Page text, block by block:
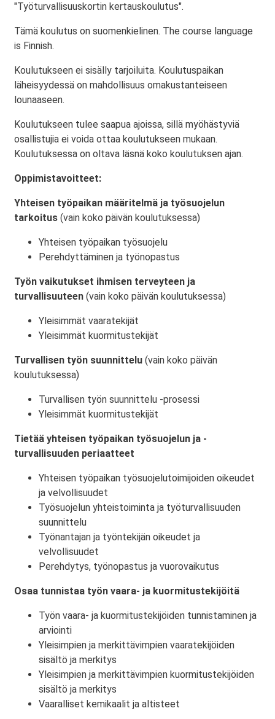
"Työturvallisuuskortin kertauskoulutus".
Tämä koulutus on suomenkielinen. The course language
is Finnish.
Koulutukseen ei sisälly tarjoiluita. Koulutuspaikan
läheisyydessä on mahdollisuus omakustanteiseen
lounaaseen.
Koulutukseen tulee saapua ajoissa, sillä myöhästyviä
osallistujia ei voida ottaa koulutukseen mukaan.
Koulutuksessa on oltava läsnä koko koulutuksen ajan.
Oppimistavoitteet:
Yhteisen työpaikan määritelmä ja työsuojelun
tarkoitus (vain koko päivän koulutuksessa)
Yhteisen työpaikan työsuojelu
Perehdyttäminen ja työnopastus
Työn vaikutukset ihmisen terveyteen ja
turvallisuuteen (vain koko päivän koulutuksessa)
Yleisimmät vaaratekijät
Yleisimmät kuormitustekijät
Turvallisen työn suunnittelu (vain koko päivän
koulutuksessa)
Turvallisen työn suunnittelu -prosessi
Yleisimmät kuormitustekijät
Tietää yhteisen työpaikan työsuojelun ja -
turvallisuuden periaatteet
Yhteisen työpaikan työsuojelutoimijoiden oikeudet
ja velvollisuudet
Työsuojelun yhteistoiminta ja työturvallisuuden
suunnittelu
Työnantajan ja työntekijän oikeudet ja
velvollisuudet
Perehdytys, työnopastus ja vuorovaikutus
Osaa tunnistaa työn vaara- ja kuormitustekijöitä
Työn vaara- ja kuormitustekijöiden tunnistaminen ja
arviointi
Yleisimpien ja merkittävimpien vaaratekijöiden
sisältö ja merkitys
Yleisimpien ja merkittävimpien kuormitustekijöiden
sisältö ja merkitys
Vaaralliset kemikaalit ja altisteet